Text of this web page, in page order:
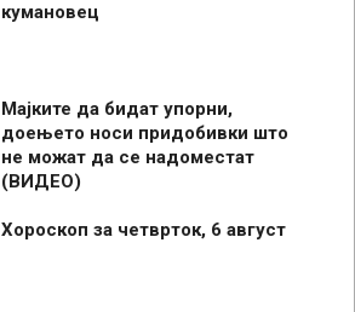
кумановец
Мајките да бидат упорни,
доењето носи придобивки што
не можат да се надоместат
(ВИДЕО)
Хороскоп за четврток, 6 август